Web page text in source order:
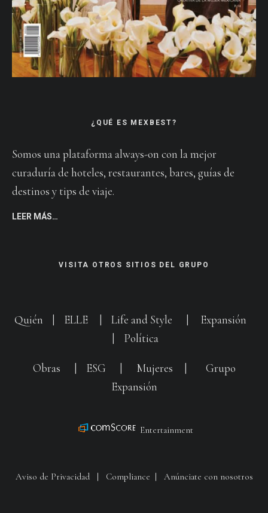
¿QUÉ ES MEXBEST?
Somos una plataforma always-on con la mejor
curaduría de hoteles, restaurantes, bares, guías de
destinos y tips de viaje.
LEER MÁS…
VISITA OTROS SITIOS DEL GRUPO
Quién ELLE Life and Style
Expansión
Política
Obras ESG Mujeres
Grupo
Expansión
Entertainment
Aviso de Privacidad| Compliance | Anúnciate con nosotros